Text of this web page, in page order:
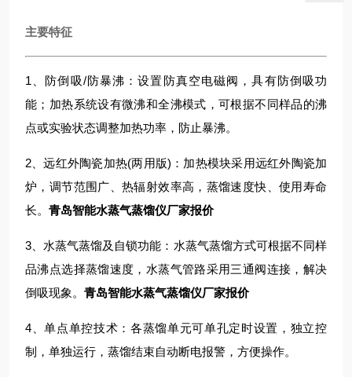
主要特征
1、防倒吸/防暴沸：设置防真空电磁阀，具有防倒吸功
能；加热系统设有微沸和全沸模式，可根据不同样品的沸
点或实验状态调整加热功率，防止暴沸。
2、远红外陶瓷加热(两用版)：加热模块采用远红外陶瓷加
炉，调节范围广、热辐射效率高，蒸馏速度快、使用寿命
长。 青岛智能水蒸气蒸馏仪厂家报价
3、水蒸气蒸馏及自锁功能：水蒸气蒸馏方式可根据不同样
品沸点选择蒸馏速度，水蒸气管路采用三通阀连接，解决
倒吸现象。 青岛智能水蒸气蒸馏仪厂家报价
4、单点单控技术： 各蒸馏单元可单孔定时设置，独立控
制，单独运行，蒸馏结束自动断电报警，方便操作。